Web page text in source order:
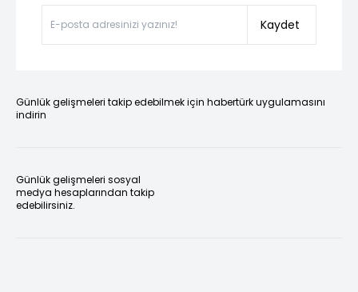
Kaydet
Günlük gelişmeleri takip edebilmek için habertürk uygulamasını
indirin
Günlük gelişmeleri sosyal
medya hesaplarından takip
edebilirsiniz.